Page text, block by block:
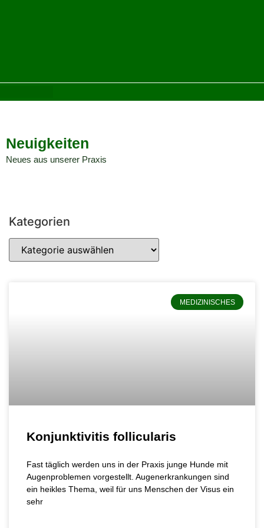
Neuigkeiten
Neues aus unserer Praxis
Kategorien
MEDIZINISCHES
Konjunktivitis follicularis
Fast täglich werden uns in der Praxis junge Hunde mit
Augenproblemen vorgestellt. Augenerkrankungen sind
ein heikles Thema, weil für uns Menschen der Visus ein
sehr